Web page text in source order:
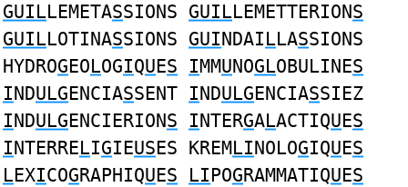
GUILLEMETASSIONS GUILLEMETTERIONS
GUILLOTINASSIONS GUINDAILLASSIONS
HYDROGEOLOGIQUES IMMUNOGLOBULINES
INDULGENCIASSENT INDULGENCIASSIEZ
INDULGENCIERIONS INTERGALACTIQUES
INTERRELIGIEUSES KREMLINOLOGIQUES
LEXICOGRAPHIQUES LIPOGRAMMATIQUES